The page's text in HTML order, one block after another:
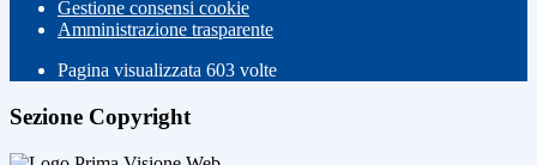
Gestione consensi cookie
Amministrazione trasparente
Pagina visualizzata 603 volte
Sezione Copyright